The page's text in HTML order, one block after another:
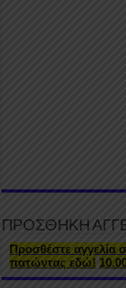
ΠΡΟΣΘΗΚΗ
Προσθέστε αγγελία
πατώντας εδώ!